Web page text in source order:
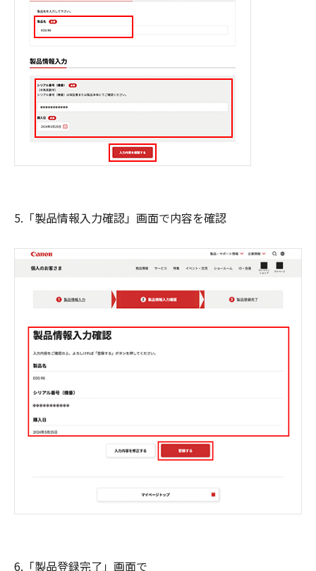
5.「製品情報入力確認」画面で内容を確認
6.「製品登録完了」画面で